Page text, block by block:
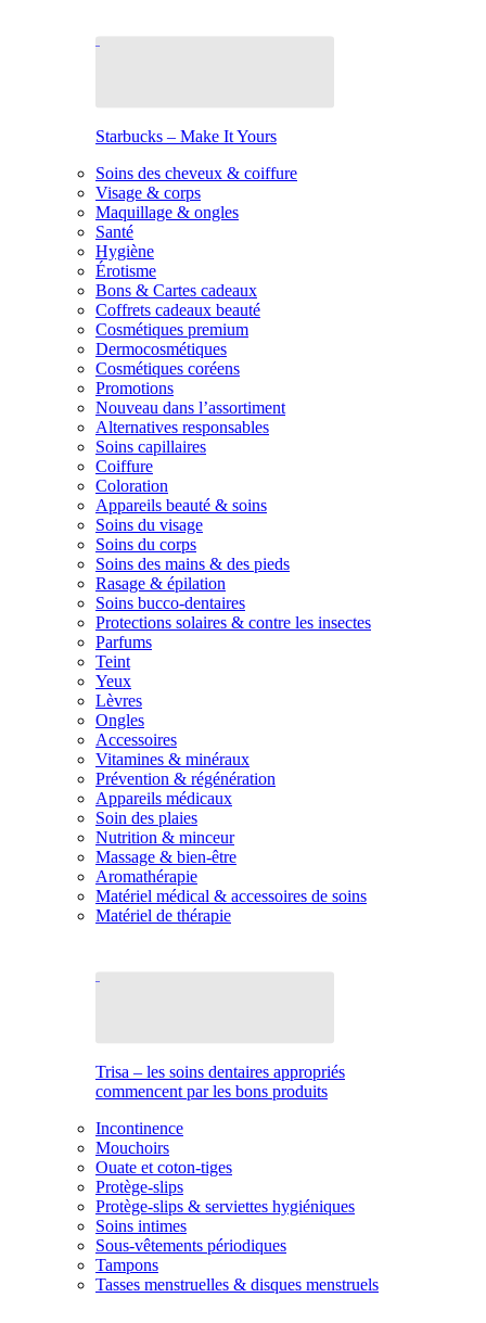
Starbucks – Make It Yours
Soins des cheveux & coiffure
Visage & corps
Maquillage & ongles
Santé
Hygiène
Érotisme
Bons & Cartes cadeaux
Coffrets cadeaux beauté
Cosmétiques premium
Dermocosmétiques
Cosmétiques coréens
Promotions
Nouveau dans l’assortiment
Alternatives responsables
Soins capillaires
Coiffure
Coloration
Appareils beauté & soins
Soins du visage
Soins du corps
Soins des mains & des pieds
Rasage & épilation
Soins bucco-dentaires
Protections solaires & contre les insectes
Parfums
Teint
Yeux
Lèvres
Ongles
Accessoires
Vitamines & minéraux
Prévention & régénération
Appareils médicaux
Soin des plaies
Nutrition & minceur
Massage & bien-être
Aromathérapie
Matériel médical & accessoires de soins
Matériel de thérapie
Trisa – les soins dentaires appropriés
commencent par les bons produits
Incontinence
Mouchoirs
Ouate et coton-tiges
Protège-slips
Protège-slips & serviettes hygiéniques
Soins intimes
Sous-vêtements périodiques
Tampons
Tasses menstruelles & disques menstruels